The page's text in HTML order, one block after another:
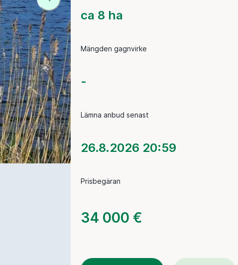
ca 8 ha
Mängden gagnvirke
-
Lämna anbud senast
26.8.2026 20:59
Prisbegäran
34 000 €